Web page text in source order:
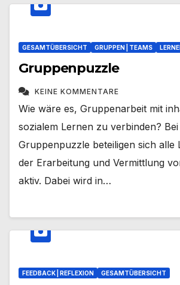
GESAMTÜBERSICHT GRUPPEN | TEAMS
Gruppenpuzzle
KEINE KOMMENTARE
Wie wäre es, Gruppenarbeit mit
sozialem Lernen zu verbinden?
Gruppenpuzzle beteiligen sich alle
der Erarbeitung und Vermittlung
aktiv. Dabei wird in…
FEEDBACK | REFLEXION GESAMTÜBERSICHT